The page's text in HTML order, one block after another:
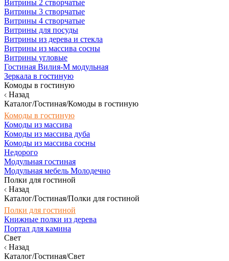
Витрины 2 створчатые
Витрины 3 створчатые
Витрины 4 створчатые
Витрины для посуды
Витрины из дерева и стекла
Витрины из массива сосны
Витрины угловые
Гостиная Вилия-М модульная
Зеркала в гостиную
Комоды в гостиную
Назад
Каталог/Гостиная/Комоды в гостиную
Комоды в гостиную
Комоды из массива
Комоды из массива дуба
Комоды из массива сосны
Недорого
Модульная гостиная
Модульная мебель Молодечно
Полки для гостиной
Назад
Каталог/Гостиная/Полки для гостиной
Полки для гостиной
Книжные полки из дерева
Портал для камина
Свет
Назад
Каталог/Гостиная/Свет